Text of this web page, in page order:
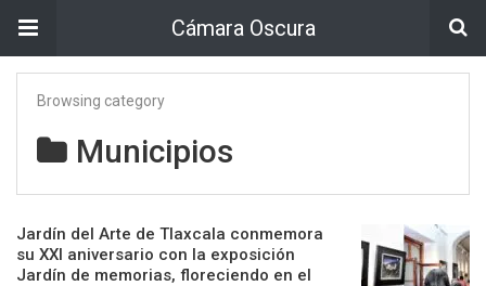
Cámara Oscura
Browsing category
Municipios
Jardín del Arte de Tlaxcala conmemora
su XXI aniversario con la exposición
Jardín de memorias, floreciendo en el